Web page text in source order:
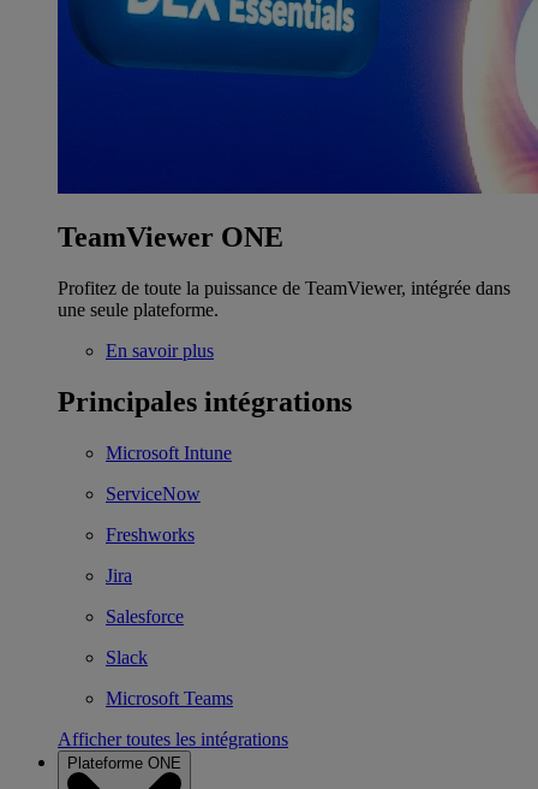
TeamViewer ONE
Profitez de toute la puissance de TeamViewer, intégrée dans
une seule plateforme.
En savoir plus
Principales intégrations
Microsoft Intune
ServiceNow
Freshworks
Jira
Salesforce
Slack
Microsoft Teams
Afficher toutes les intégrations
Plateforme ONE